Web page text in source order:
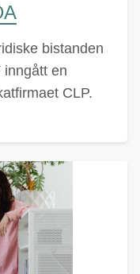
bistanden
inngått en
CLP.